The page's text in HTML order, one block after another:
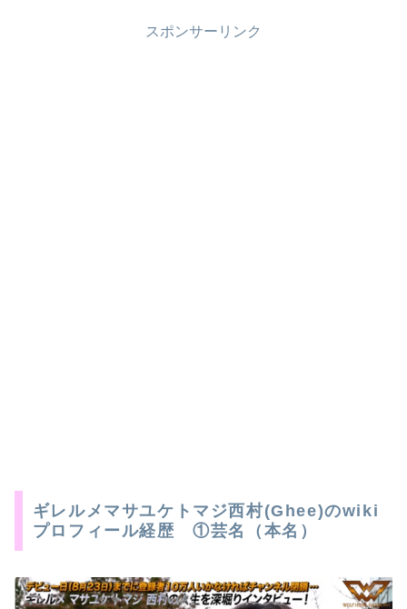
スポンサーリンク
ギレルメマサユケトマジ西村(Ghee)のwiki
プロフィール経歴 ①芸名（本名）